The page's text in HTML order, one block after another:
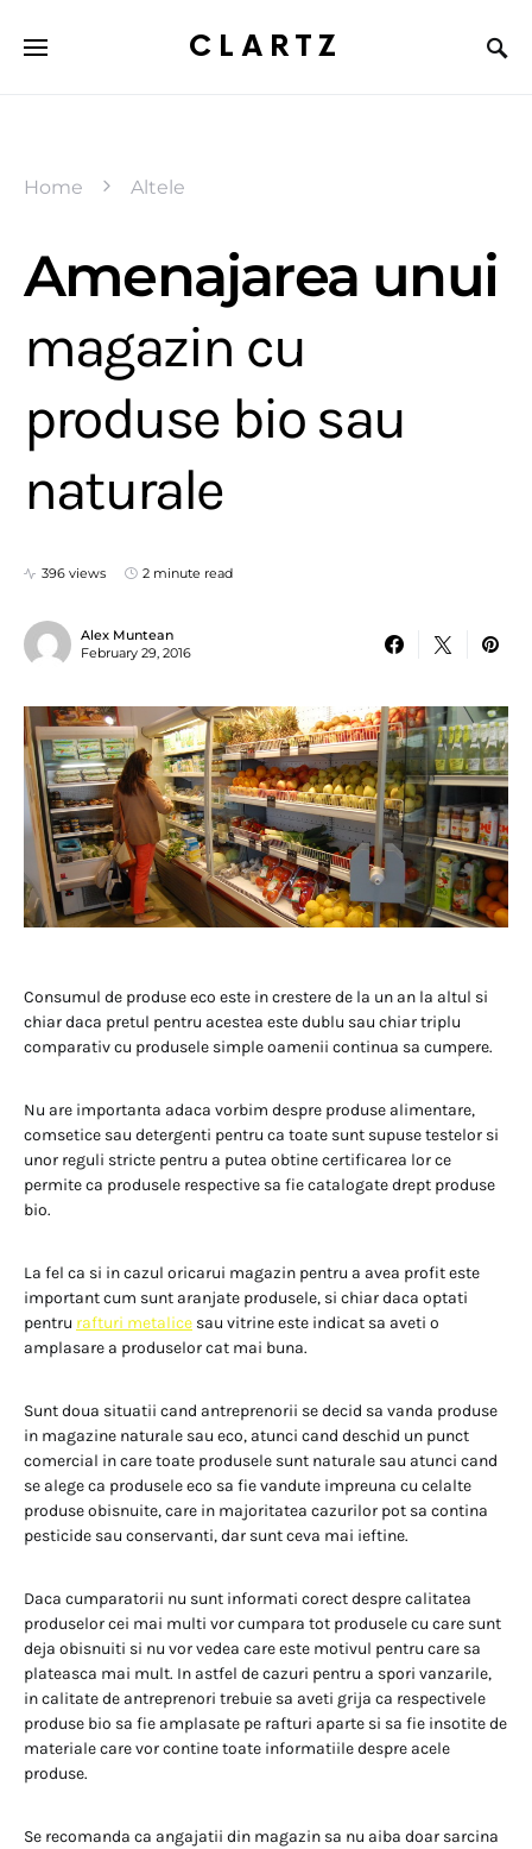
CLARTZ
Home Altele
Amenajarea unui
magazin cu
produse bio sau
naturale
396 views 2 minute read
Alex Muntean
February 29, 2016
Consumul de produse eco este in crestere de la un an la altul si
chiar daca pretul pentru acestea este dublu sau chiar triplu
comparativ cu produsele simple oamenii continua sa cumpere.
Nu are importanta adaca vorbim despre produse alimentare,
comsetice sau detergenti pentru ca toate sunt supuse testelor si
unor reguli stricte pentru a putea obtine certificarea lor ce
permite ca produsele respective sa fie catalogate drept produse
bio.
La fel ca si in cazul oricarui magazin pentru a avea profit este
important cum sunt aranjate produsele, si chiar daca optati
pentru rafturi metalice sau vitrine este indicat sa aveti o
amplasare a produselor cat mai buna.
Sunt doua situatii cand antreprenorii se decid sa vanda produse
in magazine naturale sau eco, atunci cand deschid un punct
comercial in care toate produsele sunt naturale sau atunci cand
se alege ca produsele eco sa fie vandute impreuna cu celalte
produse obisnuite, care in majoritatea cazurilor pot sa contina
pesticide sau conservanti, dar sunt ceva mai ieftine.
Daca cumparatorii nu sunt informati corect despre calitatea
produselor cei mai multi vor cumpara tot produsele cu care sunt
deja obisnuiti si nu vor vedea care este motivul pentru care sa
plateasca mai mult. In astfel de cazuri pentru a spori vanzarile,
in calitate de antreprenori trebuie sa aveti grija ca respectivele
produse bio sa fie amplasate pe rafturi aparte si sa fie insotite de
materiale care vor contine toate informatiile despre acele
produse.
Se recomanda ca angajatii din magazin sa nu aiba doar sarcina